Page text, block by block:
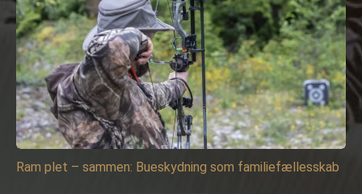
Ram plet – sammen: Bueskydning som familiefællesskab